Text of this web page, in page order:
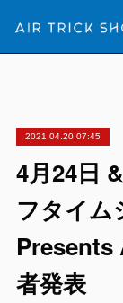
2021.04.20 07:45
4月24日
フタイム
Presents
者発表